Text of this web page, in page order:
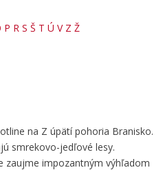
P R S Š T Ú V Z Ž
na Z úpätí pohoria Branisko.
smrekovo-jedľové lesy.
zaujme impozantným výhľadom